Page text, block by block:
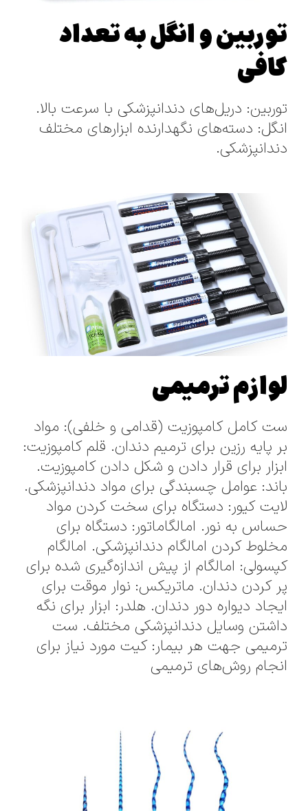
توربین و انگل به تعداد
کافی
توربین: دریل‌های دندانپزشکی با سرعت بالا.
انگل: دسته‌های نگهدارنده ابزارهای مختلف
دندانپزشکی.
لوازم ترمیمی
ست کامل کامپوزیت (قدامی و خلفی): مواد
بر پایه رزین برای ترمیم دندان. قلم کامپوزیت:
ابزار برای قرار دادن و شکل دادن کامپوزیت.
باند: عوامل چسبندگی برای مواد دندانپزشکی.
لایت کیور: دستگاه برای سخت کردن مواد
حساس به نور. امالگاماتور: دستگاه برای
مخلوط کردن امالگام دندانپزشکی. امالگام
کپسولی: امالگام از پیش اندازه‌گیری شده برای
پر کردن دندان. ماتریکس: نوار موقت برای
ایجاد دیواره دور دندان. هلدر: ابزار برای نگه
داشتن وسایل دندانپزشکی مختلف. ست
ترمیمی جهت هر بیمار: کیت مورد نیاز برای
انجام روش‌های ترمیمی